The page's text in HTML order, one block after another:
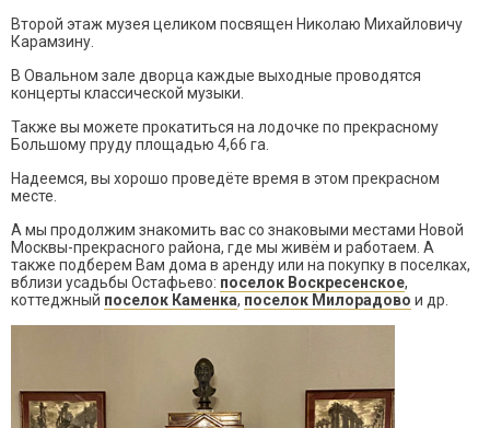
Второй этаж музея целиком посвящен Николаю Михайловичу
Карамзину.
В Овальном зале дворца каждые выходные проводятся
концерты классической музыки.
Также вы можете прокатиться на лодочке по прекрасному
Большому пруду площадью 4,66 га.
Надеемся, вы хорошо проведёте время в этом прекрасном
месте.
А мы продолжим знакомить вас со знаковыми местами Новой
Москвы-прекрасного района, где мы живём и работаем. А
также подберем Вам дома в аренду или на покупку в поселках,
вблизи усадьбы Остафьево: поселок Воскресенское,
коттеджный поселок Каменка, поселок Милорадово и др.